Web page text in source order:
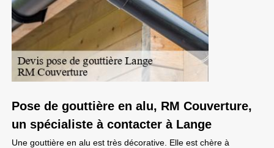
Pose de gouttière en alu, RM Couverture,
un spécialiste à contacter à Lange
Une gouttière en alu est très décorative. Elle est chère à